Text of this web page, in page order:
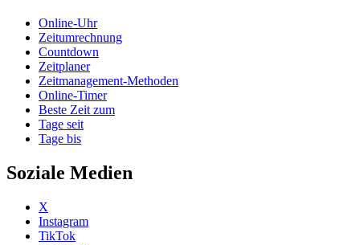
Online-Uhr
Zeitumrechnung
Countdown
Zeitplaner
Zeitmanagement-Methoden
Online-Timer
Beste Zeit zum
Tage seit
Tage bis
Soziale Medien
X
Instagram
TikTok